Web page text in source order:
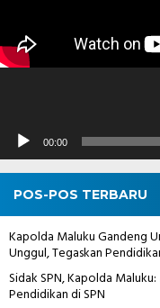
00:00
POS-POS TERBARU
Kapolda Maluku Gandeng
Unggul, Tegaskan
Sidak SPN, Kapolda
Pendidikan di SPN